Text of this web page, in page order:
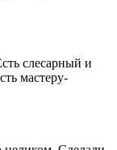
слесарный и
мастеру-